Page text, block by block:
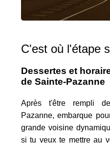
C'est où l'étape
Dessertes et
de Sainte-Pazanne
Après t'être rempli
Pazanne, embarque
grande voisine
si tu veux te mettre au